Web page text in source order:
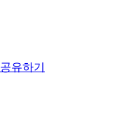
공유하기